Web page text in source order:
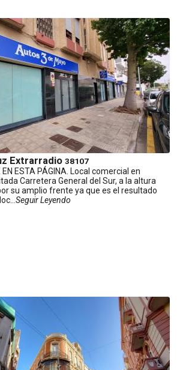
Extrarradio 38107
EN ESTA PÁGINA. Local comercial en
Carretera General del Sur, a la altura
su amplio frente ya que es el resultado
Seguir Leyendo